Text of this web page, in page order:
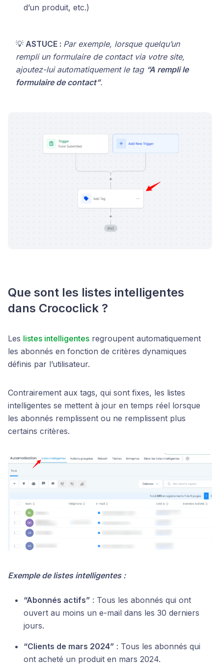
d’un produit, etc.)
💡 ASTUCE : Par exemple, lorsque quelqu’un
rempli un formulaire de contact via votre site,
ajoutez-lui automatiquement le tag “A rempli le
formulaire de contact”.
Que sont les listes intelligentes
dans Crococlick ?
Les listes intelligentes regroupent automatiquement
les abonnés en fonction de critères dynamiques
définis par l’utilisateur.
Contrairement aux tags, qui sont fixes, les listes
intelligentes se mettent à jour en temps réel lorsque
les abonnés remplissent ou ne remplissent plus
certains critères.
Exemple de listes intelligentes :
“Abonnés actifs” : Tous les abonnés qui ont
ouvert au moins un e-mail dans les 30 derniers
jours.
“Clients de mars 2024” : Tous les abonnés qui
ont acheté un produit en mars 2024.